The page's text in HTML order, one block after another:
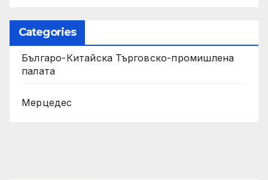
Categories
Българо-Китайска Търговско-промишлена
палaта
Мерцедес